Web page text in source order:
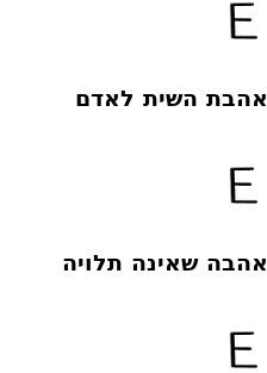
בלבבי-ב 021 אהבת השית לאדם
בלבבי-ב 022 אהבה שאינה תלויה